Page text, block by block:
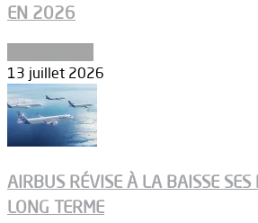
EN 2026
13 juillet 2026
AIRBUS RÉVISE À LA BAISSE SES
LONG TERME